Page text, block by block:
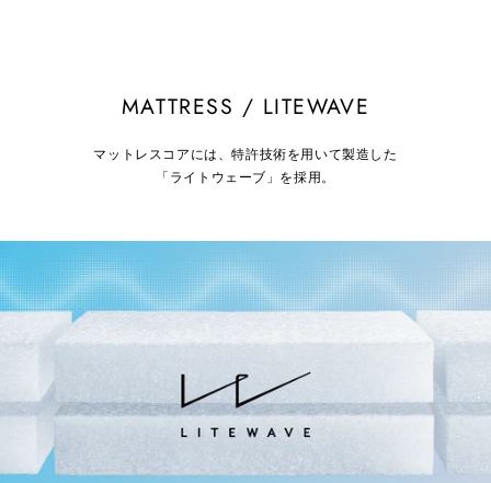
MATTRESS / LITEWAVE
マットレスコアには、特許技術を用いて製造した
「ライトウェーブ」を採用。